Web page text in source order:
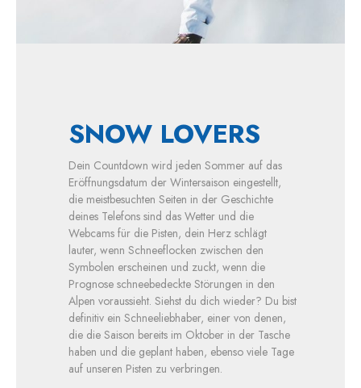
SNOW LOVERS
Dein Countdown wird jeden Sommer auf das
Eröffnungsdatum der Wintersaison eingestellt,
die meistbesuchten Seiten in der Geschichte
deines Telefons sind das Wetter und die
Webcams für die Pisten, dein Herz schlägt
lauter, wenn Schneeflocken zwischen den
Symbolen erscheinen und zuckt, wenn die
Prognose schneebedeckte Störungen in den
Alpen voraussieht. Siehst du dich wieder? Du bist
definitiv ein Schneeliebhaber, einer von denen,
die die Saison bereits im Oktober in der Tasche
haben und die geplant haben, ebenso viele Tage
auf unseren Pisten zu verbringen.